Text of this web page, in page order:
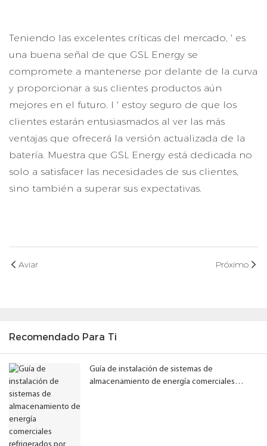
Teniendo las excelentes críticas del mercado, ' es
una buena señal de que GSL Energy se
compromete a mantenerse por delante de la curva
y proporcionar a sus clientes productos aún
mejores en el futuro. I ' estoy seguro de que los
clientes estarán entusiasmados al ver las más
ventajas que ofrecerá la versión actualizada de la
batería. Muestra que GSL Energy está dedicada no
solo a satisfacer las necesidades de sus clientes,
sino también a superar sus expectativas.
Aviar Próximo
Recomendado Para Ti
Guía de instalación de sistemas de
almacenamiento de energía comerciales